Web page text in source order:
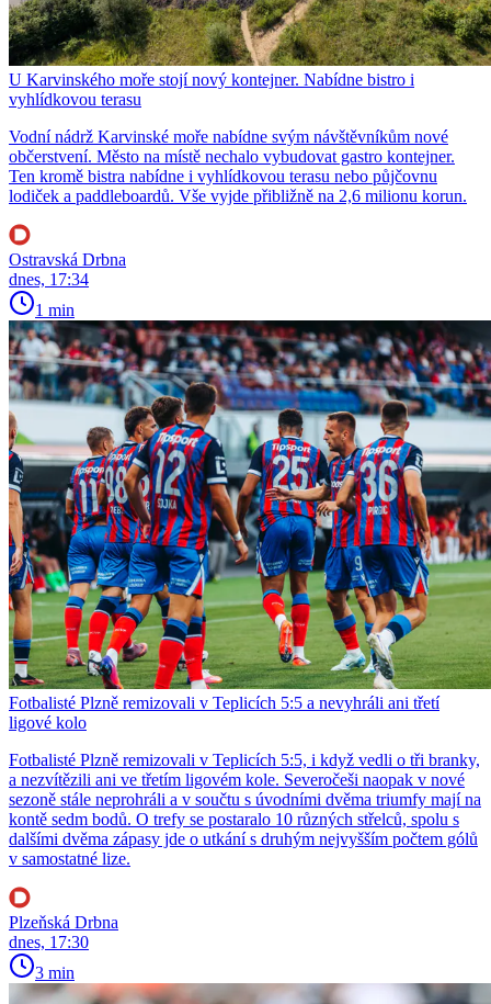
U Karvinského moře stojí nový kontejner. Nabídne bistro i
vyhlídkovou terasu
Vodní nádrž Karvinské moře nabídne svým návštěvníkům nové
občerstvení. Město na místě nechalo vybudovat gastro kontejner.
Ten kromě bistra nabídne i vyhlídkovou terasu nebo půjčovnu
lodiček a paddleboardů. Vše vyjde přibližně na 2,6 milionu korun.
Ostravská Drbna
dnes, 17:34
1 min
Fotbalisté Plzně remizovali v Teplicích 5:5 a nevyhráli ani třetí
ligové kolo
Fotbalisté Plzně remizovali v Teplicích 5:5, i když vedli o tři branky,
a nezvítězili ani ve třetím ligovém kole. Severočeši naopak v nové
sezoně stále neprohráli a v součtu s úvodními dvěma triumfy mají na
kontě sedm bodů. O trefy se postaralo 10 různých střelců, spolu s
dalšími dvěma zápasy jde o utkání s druhým nejvyšším počtem gólů
v samostatné lize.
Plzeňská Drbna
dnes, 17:30
3 min